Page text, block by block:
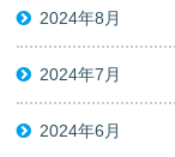
2024年8月
2024年7月
2024年6月